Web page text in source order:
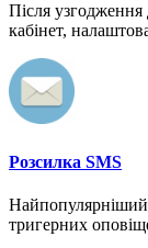
Після
кабінет,
Розсилка SMS
Найпопулярніший
тригерних